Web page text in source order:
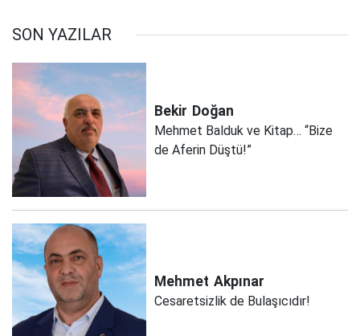
SON YAZILAR
Bekir Doğan
Mehmet Balduk ve Kitap… “Bize
de Aferin Düştü!”
Mehmet Akpınar
Cesaretsizlik de Bulaşıcıdır!